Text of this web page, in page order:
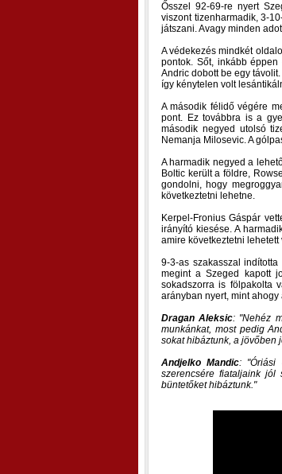
Ősszel 92-69-re nyert
viszont tizenharmadik, 3-
játszani. Avagy minden
A védekezés mindkét
pontok. Sőt, inkább
Andric dobott be egy
így kénytelen volt
A második félidő végére
pont. Ez továbbra is a
második negyed utolsó
Nemanja Milosevic. A
A harmadik negyed a
Boltic került a földre,
gondolni, hogy
következtetni lehetne.
Kerpel-Fronius Gáspár
irányító kiesése. A
amire következtetni
9-3-as szakasszal
megint a Szeged kapott
sokadszorra is fölpakolta
arányban nyert, mint
Dragan Aleksic:
Nehéz
munkánkat, most pedig
sokat hibáztunk, a jövőben
Andjelko Mandic:
Óriási
szerencsére fiataljaink
büntetőket hibáztunk.